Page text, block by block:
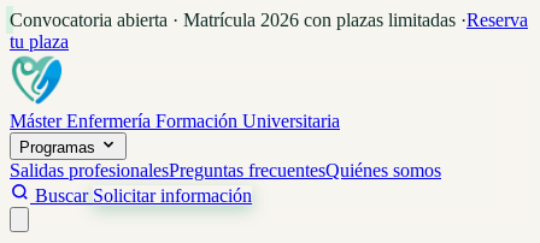
Convocatoria abierta · Matrícula 2026 con plazas limitadas ·Reserva
tu plaza
Máster Enfermería Formación Universitaria
Programas
Salidas profesionalesPreguntas frecuentesQuiénes somos
Buscar Solicitar información